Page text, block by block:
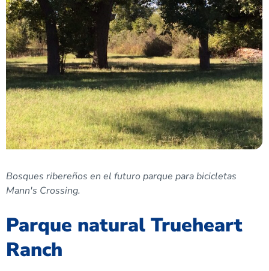
Bosques ribereños en el futuro parque para bicicletas
Mann's Crossing.
Parque natural Trueheart
Ranch